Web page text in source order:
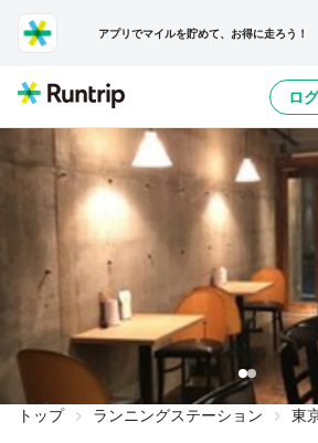
アプリでマイルを貯めて、お得に走ろう！
ロ
トップ ランニングステーション 東